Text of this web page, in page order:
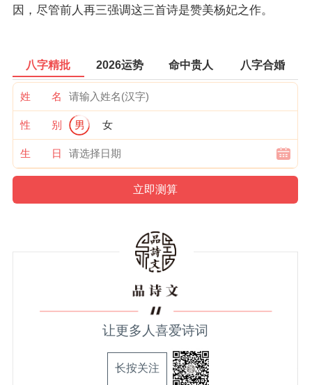
因，尽管前人再三强调这三首诗是赞美杨妃之作。
八字精批 2026运势 命中贵人 八字合婚
姓 名
性 别 男 女
生 日
让更多人喜爱诗词
长按关注